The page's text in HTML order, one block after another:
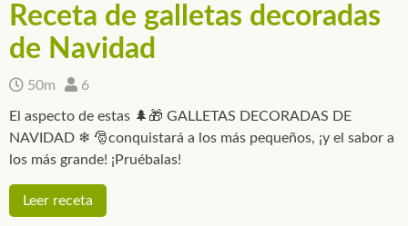
Receta de galletas decoradas
de Navidad
50m 6
El aspecto de estas 🌲🎁 GALLETAS DECORADAS DE
NAVIDAD ❄ 🎅conquistará a los más pequeños, ¡y el sabor a
los más grande! ¡Pruébalas!
Leer receta